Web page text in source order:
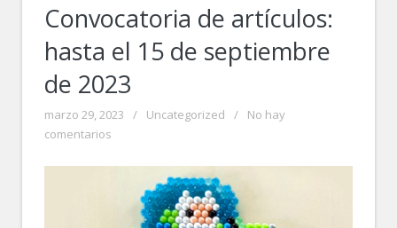
Convocatoria de artículos:
hasta el 15 de septiembre
de 2023
marzo 29, 2023 / Uncategorized /
No hay
comentarios